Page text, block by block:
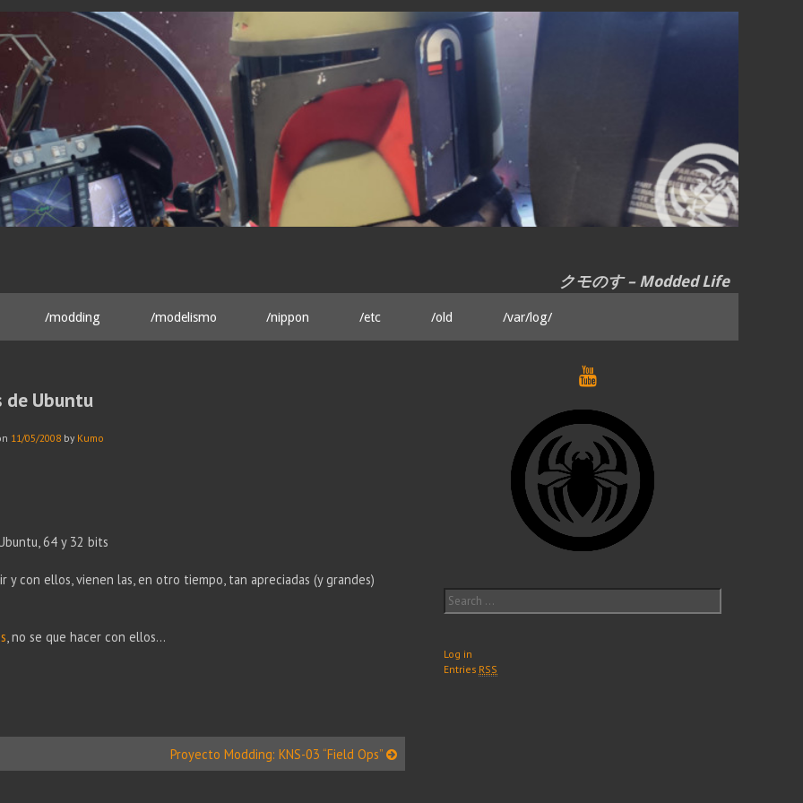
クモのす – Modded Life
/modding /modelismo /nippon /etc /old /var/log/
de Ubuntu
11/05/2008by Kumo
64 y 32 bits
con ellos, vienen las, en otro tiempo, tan apreciadas (y grandes)
, no se que hacer con ellos…
Proyecto Modding: KNS-03 “Field Ops”
Search
for:
Log in
Entries RSS